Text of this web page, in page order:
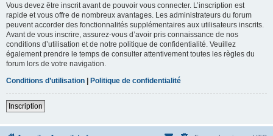
Vous devez être inscrit avant de pouvoir vous connecter. L’inscription est
rapide et vous offre de nombreux avantages. Les administrateurs du forum
peuvent accorder des fonctionnalités supplémentaires aux utilisateurs inscrits.
Avant de vous inscrire, assurez-vous d’avoir pris connaissance de nos
conditions d’utilisation et de notre politique de confidentialité. Veuillez
également prendre le temps de consulter attentivement toutes les règles du
forum lors de votre navigation.
Conditions d’utilisation | Politique de confidentialité
Inscription